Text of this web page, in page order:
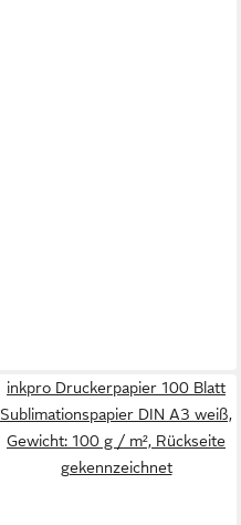
inkpro Druckerpapier 100 Blatt
Sublimationspapier DIN A3 weiß,
Gewicht: 100 g / m², Rückseite
gekennzeichnet